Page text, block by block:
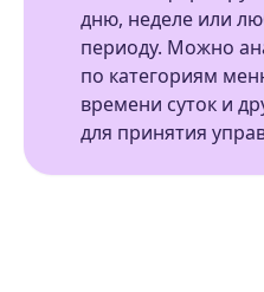
дню, неделе или
периоду. Можно
по категориям
времени суток и
для принятия